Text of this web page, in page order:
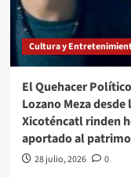
Cultura y
El Quehacer
Lozano Meza
Xicoténcatl rinden
aportado al
28 julio, 2026 0